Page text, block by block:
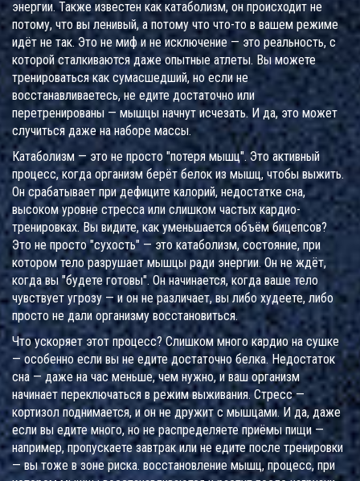
энергии. Также известен каккатаболизм, он происходит не
потому, что вы ленивый, а потому что что-то в вашем режиме
идёт не так. Это не миф и не исключение — это реальность, с
которой сталкиваются даже опытные атлеты. Вы можете
тренироваться как сумасшедший, но если не
восстанавливаетесь, не едите достаточно или
перетренированы — мышцы начнут исчезать. И да, это может
случиться даже на наборе массы.
Катаболизм — это не просто "потеря мышц". Это активный
процесс, когда организм берёт белок из мышц, чтобы выжить.
Он срабатывает при дефиците калорий, недостатке сна,
высоком уровне стресса или слишком частых кардио-
тренировках. Вы видите, как уменьшается объём бицепсов?
Это не просто "сухость" — этокатаболизм,состояние, при
котором тело разрушает мышцы ради энергии. Он не ждёт,
когда вы "будете готовы". Он начинается, когда ваше тело
чувствует угрозу — и он не различает, вы либо худеете, либо
просто не дали организму восстановиться.
Что ускоряет этот процесс? Слишком много кардио на сушке
— особенно если вы не едите достаточно белка. Недостаток
сна — даже на час меньше, чем нужно, и ваш организм
начинает переключаться в режим выживания. Стресс —
кортизол поднимается, и он не дружит с мышцами. И да, даже
если вы едите много, но не распределяете приёмы пищи —
например, пропускаете завтрак или не едите после тренировки
— вы тоже в зоне риска. восстановление мышц,процесс, при